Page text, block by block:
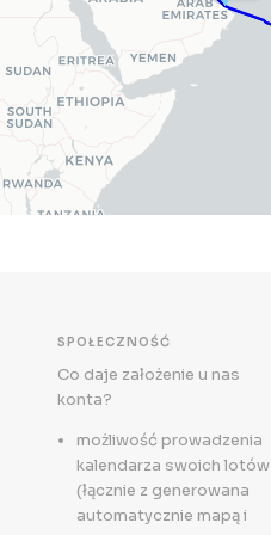
SPOŁECZNOŚĆ
Co daje założenie u nas
konta?
możliwość prowadzenia
kalendarza swoich lotów
(łącznie z generowana
automatycznie mapą i